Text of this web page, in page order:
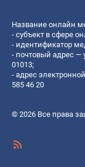
Название онлайн
- субъект в сфере
- идентификатор
- почтовый адрес —
01013;
- адрес
585 46 20
© 2026 Все права